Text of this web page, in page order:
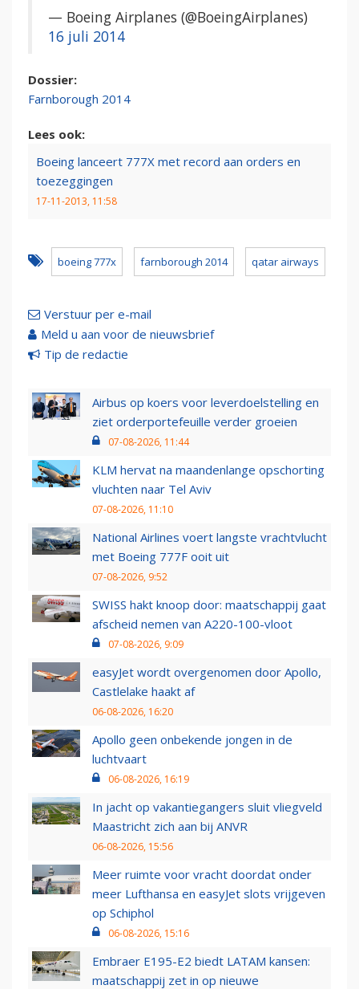
— Boeing Airplanes (@BoeingAirplanes)
16 juli 2014
Dossier:
Farnborough 2014
Lees ook:
Boeing lanceert 777X met record aan orders en
toezeggingen
17-11-2013, 11:58
boeing 777x farnborough 2014 qatar airways
Verstuur per e-mail
Meld u aan voor de nieuwsbrief
Tip de redactie
Airbus op koers voor leverdoelstelling en
ziet orderportefeuille verder groeien
07-08-2026, 11:44
KLM hervat na maandenlange opschorting
vluchten naar Tel Aviv
07-08-2026, 11:10
National Airlines voert langste vrachtvlucht
met Boeing 777F ooit uit
07-08-2026, 9:52
SWISS hakt knoop door: maatschappij gaat
afscheid nemen van A220-100-vloot
07-08-2026, 9:09
easyJet wordt overgenomen door Apollo,
Castlelake haakt af
06-08-2026, 16:20
Apollo geen onbekende jongen in de
luchtvaart
06-08-2026, 16:19
In jacht op vakantiegangers sluit vliegveld
Maastricht zich aan bij ANVR
06-08-2026, 15:56
Meer ruimte voor vracht doordat onder
meer Lufthansa en easyJet slots vrijgeven
op Schiphol
06-08-2026, 15:16
Embraer E195-E2 biedt LATAM kansen:
maatschappij zet in op nieuwe